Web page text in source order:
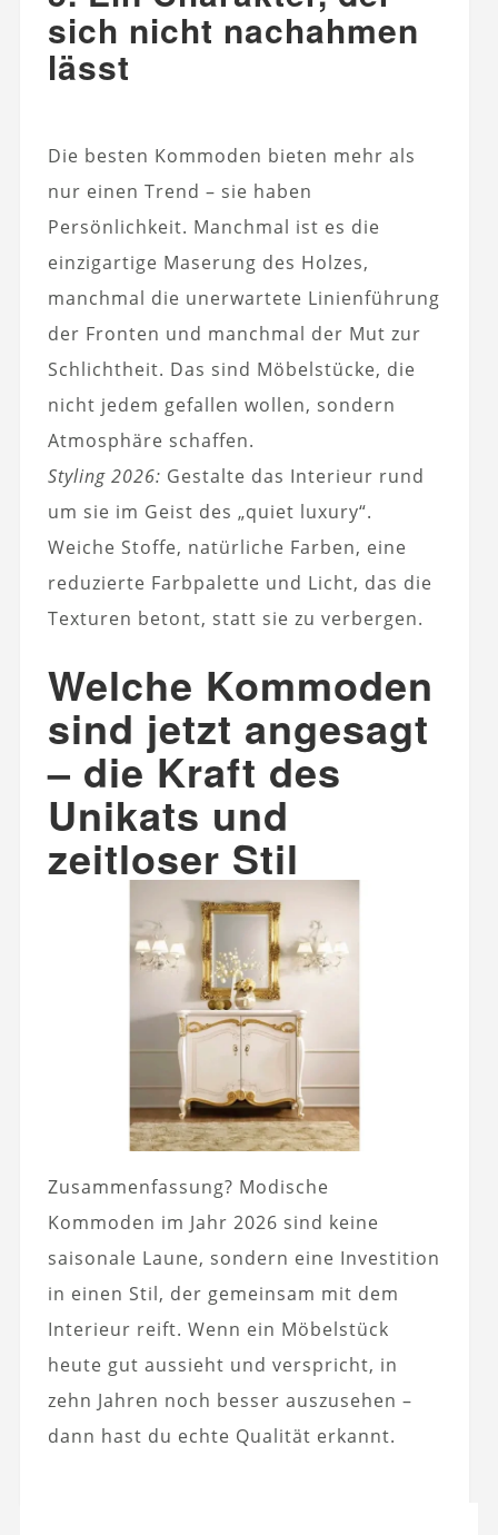
sich nicht nachahmen
lässt
Die besten Kommoden bieten mehr als
nur einen Trend – sie haben
Persönlichkeit. Manchmal ist es die
einzigartige Maserung des Holzes,
manchmal die unerwartete Linienführung
der Fronten und manchmal der Mut zur
Schlichtheit. Das sind Möbelstücke, die
nicht jedem gefallen wollen, sondern
Atmosphäre schaffen.
Styling 2026: Gestalte das Interieur rund
um sie im Geist des „quiet luxury“.
Weiche Stoffe, natürliche Farben, eine
reduzierte Farbpalette und Licht, das die
Texturen betont, statt sie zu verbergen.
Welche Kommoden
sind jetzt angesagt
– die Kraft des
Unikats und
zeitloser Stil
Zusammenfassung? Modische
Kommoden im Jahr 2026 sind keine
saisonale Laune, sondern eine Investition
in einen Stil, der gemeinsam mit dem
Interieur reift. Wenn ein Möbelstück
heute gut aussieht und verspricht, in
zehn Jahren noch besser auszusehen –
dann hast du echte Qualität erkannt.